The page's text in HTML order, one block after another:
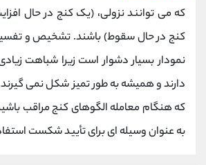
که می توانند نزولی، (یک کنج در حال
کنج در حال سقوط) باشند. تشخیص و تفسیر
نمودار بسیار دشوار است زیرا شباهت
دارند و همیشه به طور تمیز شکل نمی
که هنگام معامله الگوهای کنج مراقب
به عنوان وسیله ای برای تأیید شکست